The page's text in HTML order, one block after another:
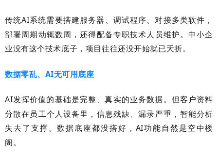
传统AI系统需要搭建服务器、调试程序、对接多类软件，
部署周期动辄数周，还得配备专职技术人员维护。中小企
业没有这个技术底子，项目往往还没开始就已夭折。
数据零乱、AI无可用底座
AI发挥价值的基础是完整、真实的业务数据。但客户资料
分散在员工个人设备里，信息残缺、漏录严重，智能分析
失去了支撑。数据底座都没搭好， AI功能自然是空中楼
阁。